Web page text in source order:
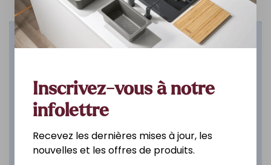
Cuisine
Inscrivez-vous à notre
infolettre
Recevez les dernières mises à jour, les
nouvelles et les offres de produits.